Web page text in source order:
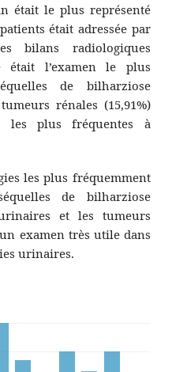
était le plus représenté
était adressée par
bilans radiologiques
était l’examen le plus
de bilharziose
rénales (15,91%)
les plus fréquentes à
les plus fréquemment
de bilharziose
et les tumeurs
examen très utile dans
urinaires.